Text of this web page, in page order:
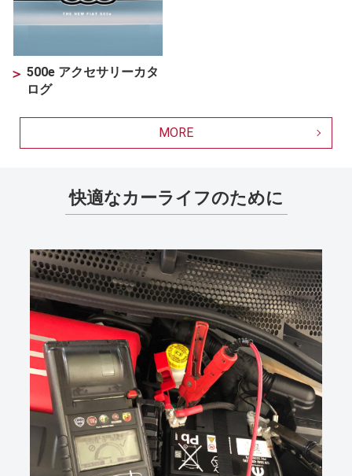
500e アクセサリーカタ
ログ
MORE
快適なカーライフのために